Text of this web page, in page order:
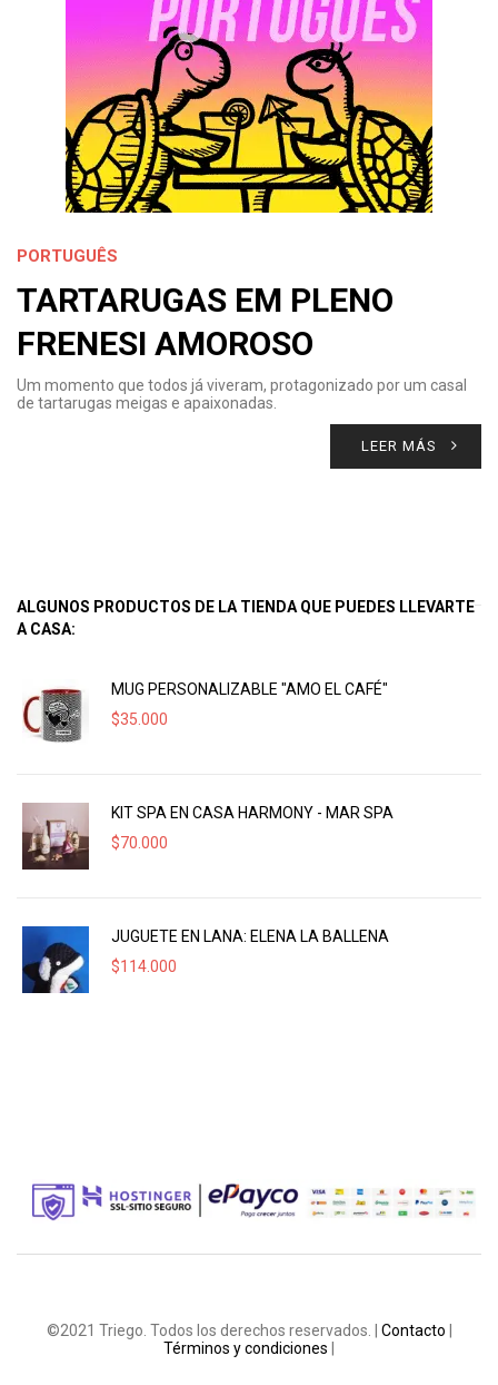
PORTUGUÊS
TARTARUGAS EM PLENO
FRENESI AMOROSO
Um momento que todos já viveram, protagonizado por um casal
de tartarugas meigas e apaixonadas.
LEER MÁS
ALGUNOS PRODUCTOS DE LA TIENDA QUE PUEDES LLEVARTE
A CASA:
MUG PERSONALIZABLE "AMO EL CAFÉ"
$35.000
KIT SPA EN CASA HARMONY - MAR SPA
$70.000
JUGUETE EN LANA: ELENA LA BALLENA
$114.000
©2021 Triego. Todos los derechos reservados. | Contacto
Términos y condiciones